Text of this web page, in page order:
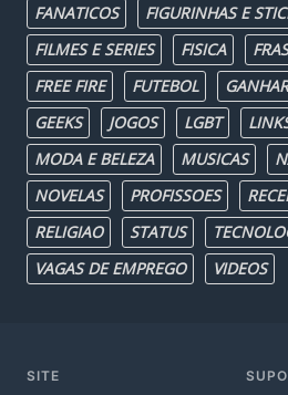
FANATICOS
FIGURINHAS E
FILMES E SERIES
FISICA
FREE FIRE
FUTEBOL
GEEKS
JOGOS LGBT
MODA E BELEZA
MUSICAS
NOVELAS
PROFISSOES
RELIGIAO
STATUS
VAGAS DE EMPREGO
VIDEOS
SITE